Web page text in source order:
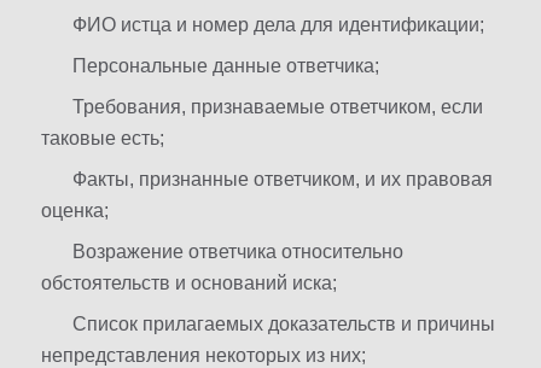
ФИО истца и номер дела для идентификации;
Персональные данные ответчика;
Требования, признаваемые ответчиком, если
таковые есть;
Факты, признанные ответчиком, и их правовая
оценка;
Возражение ответчика относительно
обстоятельств и оснований иска;
Список прилагаемых доказательств и причины
непредставления некоторых из них;